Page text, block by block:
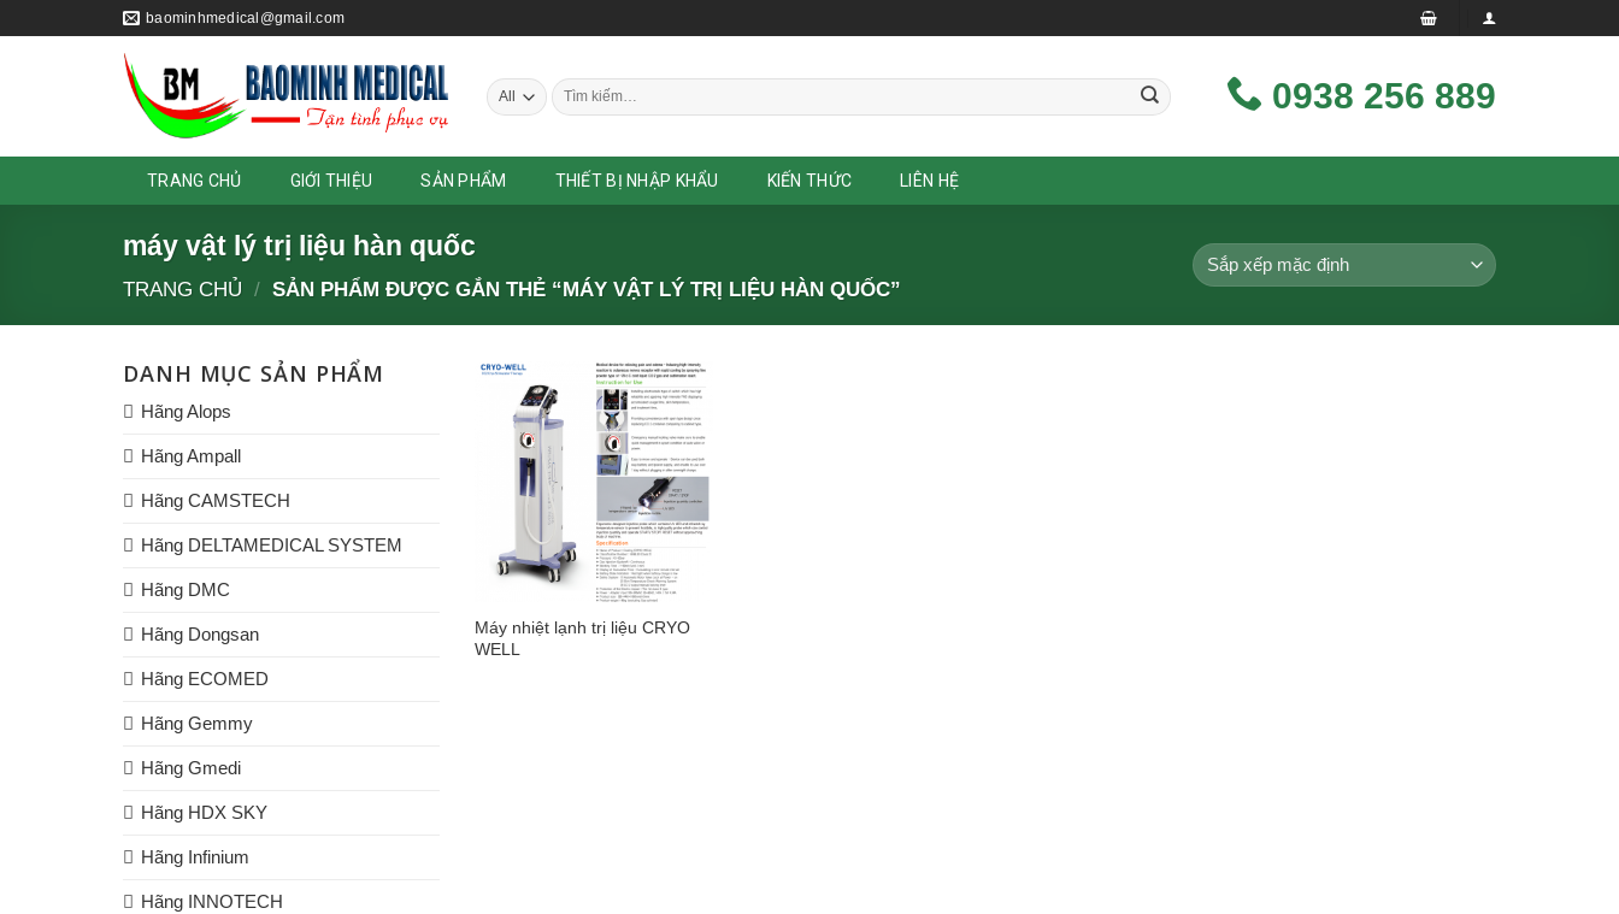
to
baominhmedical@gmail.com
Tìm
kiếm:
0938 256 889
TRANG CHỦ GIỚI THIỆU SẢN PHẨM THIẾT BỊ NHẬP KHẨU KIẾN THỨC LIÊN HỆ
máy vật lý trị liệu hàn quốc
TRANG CHỦ / SẢN PHẨM ĐƯỢC GẮN THẺ “MÁY VẬT LÝ TRỊ LIỆU HÀN QUỐC”
DANH MỤC SẢN PHẨM
Hãng Alops
Hãng Ampall
Hãng CAMSTECH
Hãng DELTAMEDICAL SYSTEM
Hãng DMC
Hãng Dongsan
Hãng ECOMED
Hãng Gemmy
Hãng Gmedi
Hãng HDX SKY
Hãng Infinium
Hãng INNOTECH
Máy nhiệt lạnh trị liệu CRYO
WELL